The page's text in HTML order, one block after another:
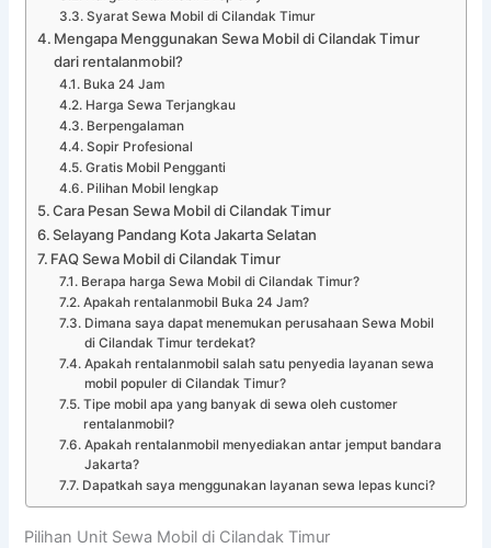
Syarat Sewa Mobil di Cilandak Timur
Mengapa Menggunakan Sewa Mobil di Cilandak Timur
dari rentalanmobil?
Buka 24 Jam
Harga Sewa Terjangkau
Berpengalaman
Sopir Profesional
Gratis Mobil Pengganti
Pilihan Mobil lengkap
Cara Pesan Sewa Mobil di Cilandak Timur
Selayang Pandang Kota Jakarta Selatan
FAQ Sewa Mobil di Cilandak Timur
Berapa harga Sewa Mobil di Cilandak Timur?
Apakah rentalanmobil Buka 24 Jam?
Dimana saya dapat menemukan perusahaan Sewa Mobil
di Cilandak Timur terdekat?
Apakah rentalanmobil salah satu penyedia layanan sewa
mobil populer di Cilandak Timur?
Tipe mobil apa yang banyak di sewa oleh customer
rentalanmobil?
Apakah rentalanmobil menyediakan antar jemput bandara
Jakarta?
Dapatkah saya menggunakan layanan sewa lepas kunci?
Pilihan Unit Sewa Mobil di Cilandak Timur